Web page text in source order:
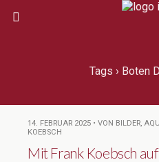
Tags › Boten
14. FEBRUAR 2025 • VON BILDER,
KOEBSCH
Mit Frank Koebsch